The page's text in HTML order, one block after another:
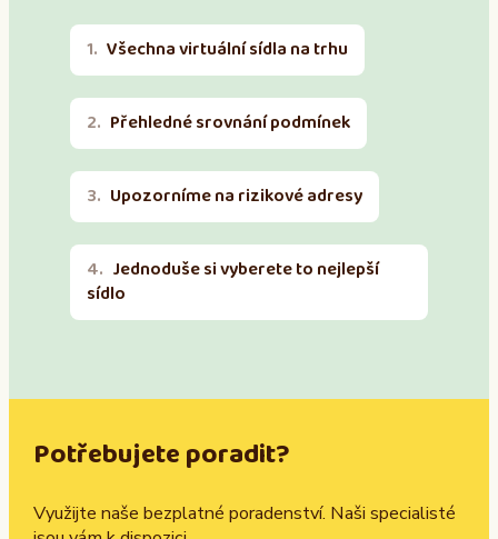
Všechna virtuální sídla na trhu
Přehledné srovnání podmínek
Upozorníme na rizikové adresy
Jednoduše si vyberete to nejlepší
sídlo
Potřebujete poradit?
Využijte naše bezplatné poradenství. Naši specialisté